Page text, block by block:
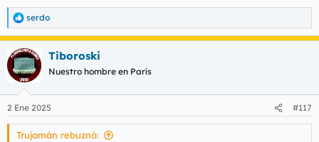
R
e
a
c
c
i
e
s
serdo
Tiboroski
Nuestro hombre en París
2 Ene 2025 #117
Trujamán rebuznó: